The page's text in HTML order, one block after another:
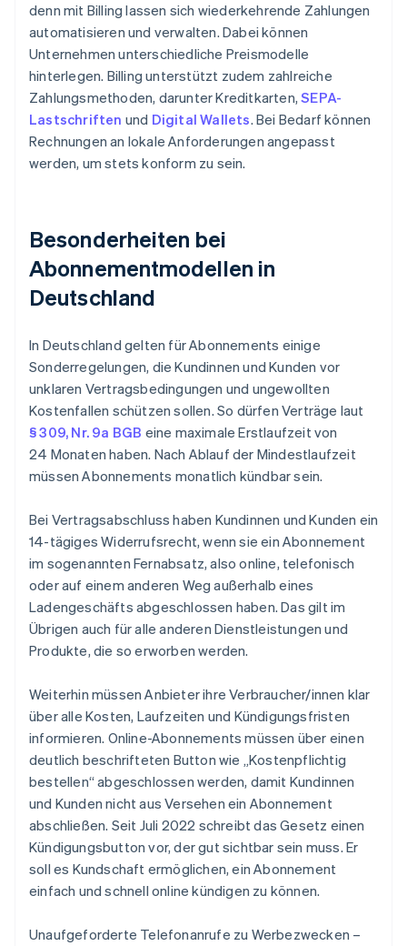
denn mit Billing lassen sich wiederkehrende Zahlungen
automatisieren und verwalten. Dabei können
Unternehmen unterschiedliche Preismodelle
hinterlegen. Billing unterstützt zudem zahlreiche
Zahlungsmethoden, darunter Kreditkarten,SEPA-
Lastschriften und Digital Wallets. Bei Bedarf können
Rechnungen an lokale Anforderungen angepasst
werden, um stets konform zu sein.
Besonderheiten bei
Abonnementmodellen in
Deutschland
In Deutschland gelten für Abonnements einige
Sonderregelungen, die Kundinnen und Kunden vor
unklaren Vertragsbedingungen und ungewollten
Kostenfallen schützen sollen. So dürfen Verträge laut
§ 309, Nr. 9a BGB eine maximale Erstlaufzeit von
24 Monaten haben. Nach Ablauf der Mindestlaufzeit
müssen Abonnements monatlich kündbar sein.
Bei Vertragsabschluss haben Kundinnen und Kunden ein
14-tägiges Widerrufsrecht, wenn sie ein Abonnement
im sogenannten Fernabsatz, also online, telefonisch
oder auf einem anderen Weg außerhalb eines
Ladengeschäfts abgeschlossen haben. Das gilt im
Übrigen auch für alle anderen Dienstleistungen und
Produkte, die so erworben werden.
Weiterhin müssen Anbieter ihre Verbraucher/innen klar
über alle Kosten, Laufzeiten und Kündigungsfristen
informieren. Online-Abonnements müssen über einen
deutlich beschrifteten Button wie „Kostenpflichtig
bestellen“ abgeschlossen werden, damit Kundinnen
und Kunden nicht aus Versehen ein Abonnement
abschließen. Seit Juli 2022 schreibt das Gesetz einen
Kündigungsbutton vor, der gut sichtbar sein muss. Er
soll es Kundschaft ermöglichen, ein Abonnement
einfach und schnell online kündigen zu können.
Unaufgeforderte Telefonanrufe zu Werbezwecken –